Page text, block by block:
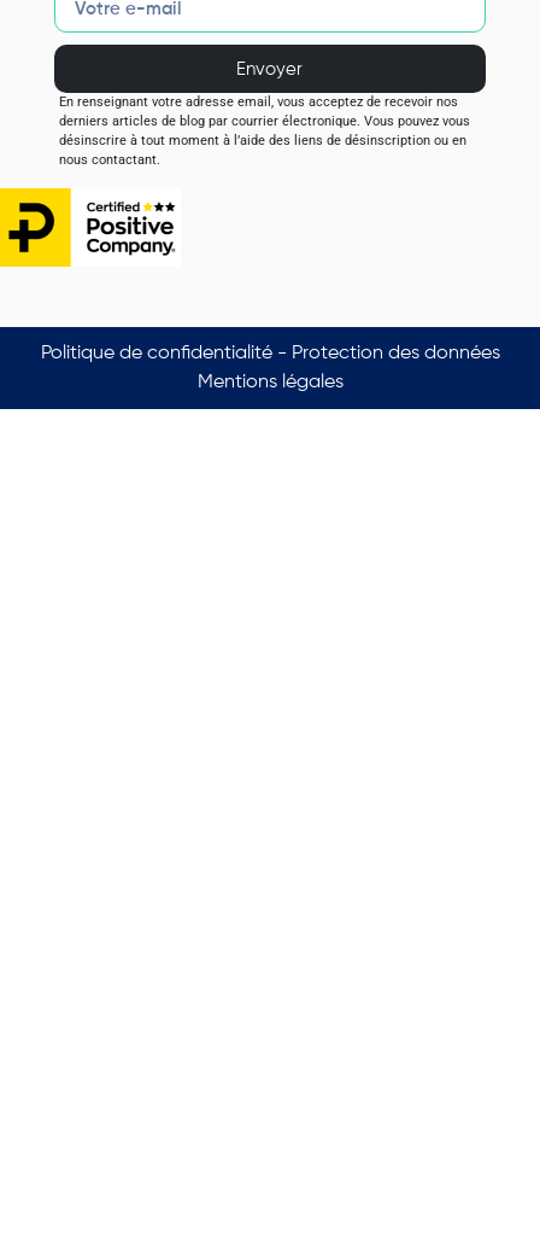
Envoyer
En renseignant votre adresse email, vous acceptez de recevoir nos
derniers articles de blog par courrier électronique. Vous pouvez vous
désinscrire à tout moment à l’aide des liens de désinscription ou en
nous contactant.
Politique de confidentialité - Protection des données
Mentions légales